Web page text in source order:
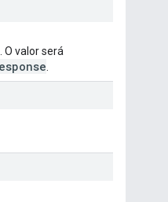
O valor será